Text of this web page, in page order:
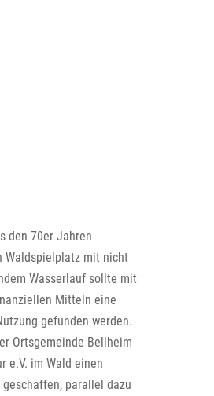
den 70er Jahren
Waldspielplatz mit nicht
Wasserlauf sollte mit
Mitteln eine
gefunden werden.
Ortsgemeinde Bellheim
e.V. im Wald einen
parallel dazu